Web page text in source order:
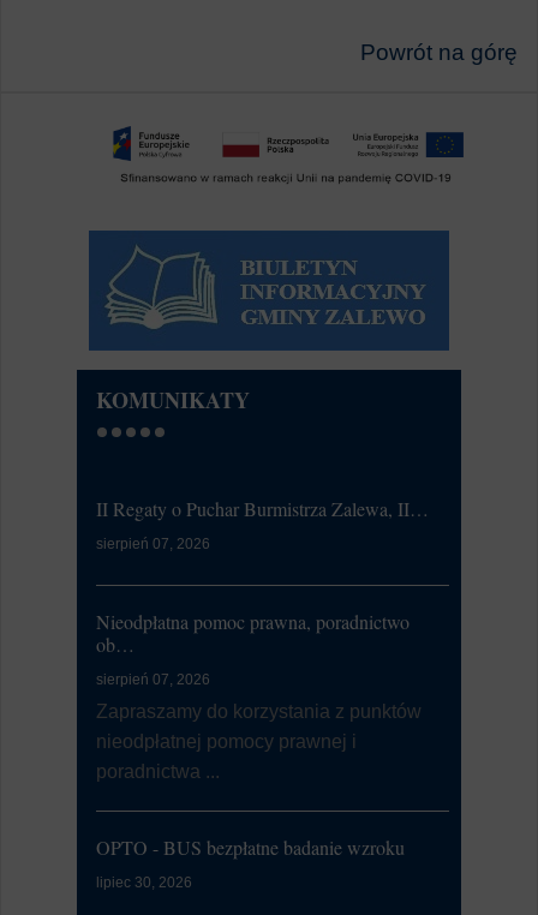
Powrót na górę
KOMUNIKATY
II Regaty o Puchar Burmistrza Zalewa, II…
sierpień 07, 2026
Nieodpłatna pomoc prawna, poradnictwo
ob…
sierpień 07, 2026
Zapraszamy do korzystania z punktów
nieodpłatnej pomocy prawnej i
poradnictwa ...
OPTO - BUS bezpłatne badanie wzroku
lipiec 30, 2026